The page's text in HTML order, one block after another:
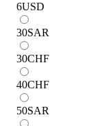
6USD
30SAR
30CHF
40CHF
50SAR